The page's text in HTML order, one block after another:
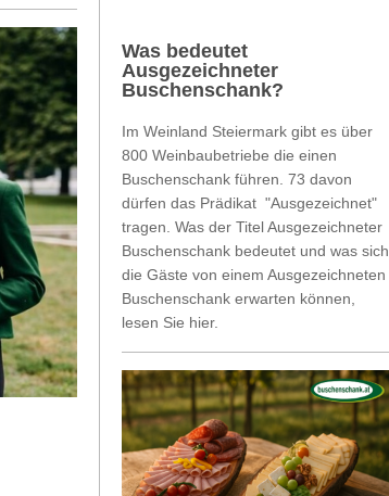
Was bedeutet
Ausgezeichneter
Buschenschank?
Im Weinland Steiermark gibt es über
800 Weinbaubetriebe die einen
Buschenschank führen. 73 davon
dürfen das Prädikat "Ausgezeichnet"
tragen. Was der Titel Ausgezeichneter
Buschenschank bedeutet und was sich
die Gäste von einem Ausgezeichneten
Buschenschank erwarten können,
lesen Sie hier.